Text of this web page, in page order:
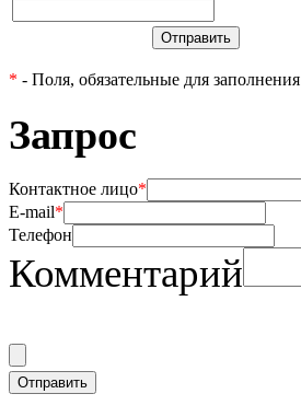
Отправить
* - Поля, обязательные для заполнения
Запрос
Контактное лицо*
E-mail*
Телефон
Комментарий